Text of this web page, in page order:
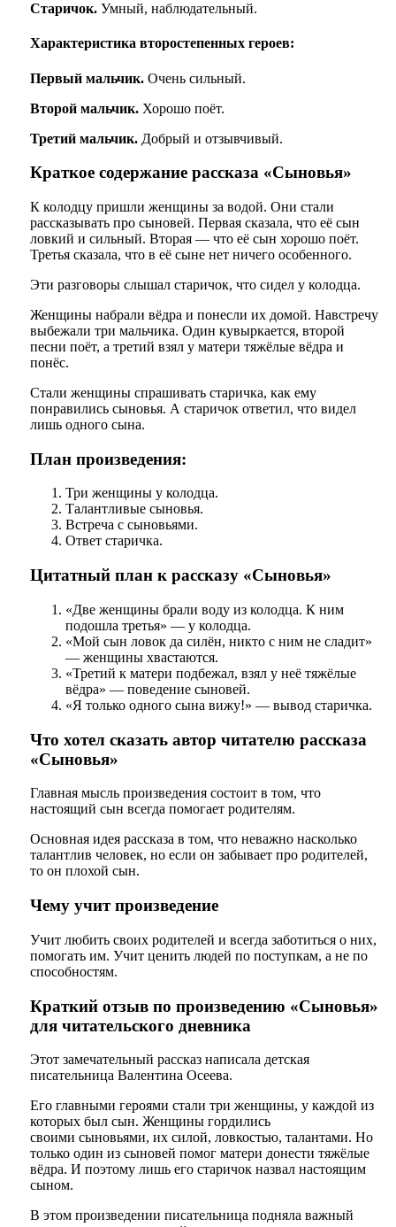
Старичок.Умный, наблюдательный.
Характеристика второстепенных героев:
Первый мальчик.Очень сильный.
Второй мальчик.Хорошо поёт.
Третий мальчик.Добрый и отзывчивый.
Краткое содержание рассказа «Сыновья»
К колодцу пришли женщины за водой. Они стали
рассказывать про сыновей. Первая сказала, что её сын
ловкий и сильный. Вторая — что её сын хорошо поёт.
Третья сказала, что в её сыне нет ничего особенного.
Эти разговоры слышал старичок, что сидел у колодца.
Женщины набрали вёдра и понесли их домой. Навстречу
выбежали три мальчика. Один кувыркается, второй
песни поёт, а третий взял у матери тяжёлые вёдра и
понёс.
Стали женщины спрашивать старичка, как ему
понравились сыновья. А старичок ответил, что видел
лишь одного сына.
План произведения:
Три женщины у колодца.
Талантливые сыновья.
Встреча с сыновьями.
Ответ старичка.
Цитатный план к рассказу «Сыновья»
«Две женщины брали воду из колодца. К ним
подошла третья» — у колодца.
«Мой сын ловок да силён, никто с ним не сладит»
— женщины хвастаются.
«Третий к матери подбежал, взял у неё тяжёлые
вёдра» — поведение сыновей.
«Я только одного сына вижу!» — вывод старичка.
Что хотел сказать автор читателю рассказа
«Сыновья»
Главная мысль произведения состоит в том, что
настоящий сын всегда помогает родителям.
Основная идея рассказа в том, что неважно насколько
талантлив человек, но если он забывает про родителей,
то он плохой сын.
Чему учит произведение
Учит любить своих родителей и всегда заботиться о них,
помогать им. Учит ценить людей по поступкам, а не по
способностям.
Краткий отзыв по произведению «Сыновья»
для читательского дневника
Этот замечательный рассказ написала детская
писательница Валентина Осеева.
Его главными героями стали три женщины, у каждой из
которых был сын. Женщины гордились
своими сыновьями, их силой, ловкостью, талантами. Но
только один из сыновей помог матери донести тяжёлые
вёдра. И поэтому лишь его старичок назвал настоящим
сыном.
В этом произведении писательница подняла важный